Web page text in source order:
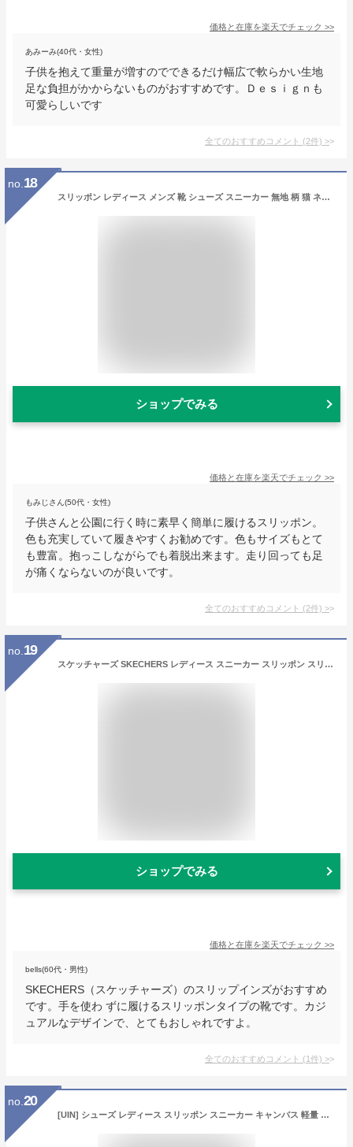
価格と在庫を楽天でチェック >>
あみーみ(40代・女性)
子供を抱えて重量が増すのでできるだけ幅広で軟らかい生地
足な負担がかからないものがおすすめです。Ｄｅｓｉｇｎも
可愛らしいです
全てのおすすめコメント (2件) >
no. 18
スリッポン レディース メンズ 靴 シューズ スニーカー 無地 柄 猫 ネコ カジュアル キャンバス スリッポン (ym-SPNm) SS LL 3L 帆布 白 ねこ モチーフ 小さい 大きいサイズ 通勤 通学 運動靴 痛くない シンプル 可愛い おしゃれ [宅配B]【送料無料】
ショップでみる
価格と在庫を楽天でチェック >>
もみじさん(50代・女性)
子供さんと公園に行く時に素早く簡単に履けるスリッポン。
色も充実していて履きやすくお勧めです。色もサイズもとて
も豊富。抱っこしながらでも着脱出来ます。走り回っても足
が痛くならないのが良いです。
全てのおすすめコメント (2件) >
no. 19
スケッチャーズ SKECHERS レディース スニーカー スリッポン スリップインズ サミッツ ダズリング ヘイズ Slip-ins SUMMITS DAZZLING HAZE 手を使わ ず 履ける 靴 149937 手を使わないで履ける靴
ショップでみる
価格と在庫を楽天でチェック >>
bells(60代・男性)
SKECHERS（スケッチャーズ）のスリップインズがおすすめ
です。手を使わ ずに履けるスリッポンタイプの靴です。カジ
ュアルなデザインで、とてもおしゃれですよ。
全てのおすすめコメント (1件) >
no. 20
[UIN] シューズ レディース スリッポン スニーカー キャンバス 軽量 ウォーキングシューズ カジュアルシューズ 歩きやすい 疲れにくい おしゃれ かわいい ローファースリッポン レディース靴 ギフト 菩提葉 24.5 cm